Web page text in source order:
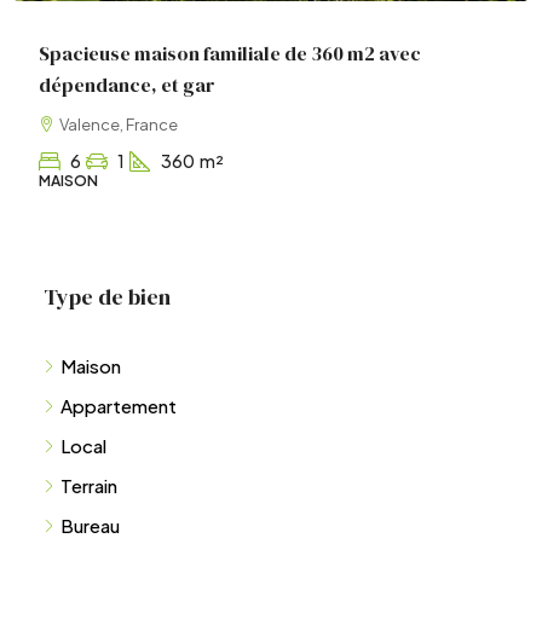
Spacieuse maison familiale de 360 m2 avec
dépendance, et gar
Valence, France
6 1 360 m²
MAISON
Type de bien
Maison
Appartement
Local
Terrain
Bureau